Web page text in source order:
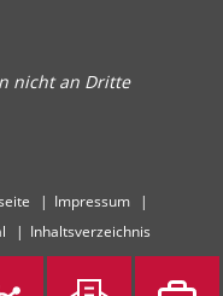
nicht an Dritte
Impressum
Inhaltsverzeichnis